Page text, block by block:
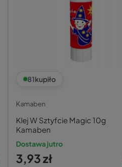
81kupiło
Kamaben
Klej W Sztyfcie Magic 10g
Kamaben
Dostawa jutro
3,93 zł